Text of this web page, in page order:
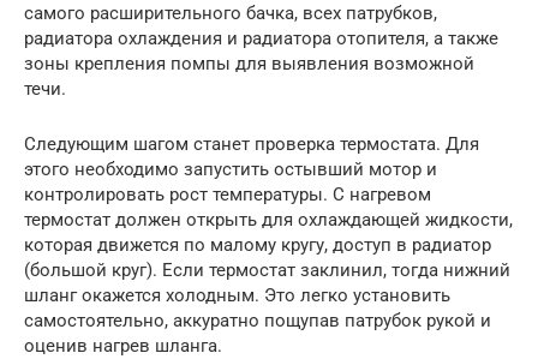
самого расширительного бачка, всех патрубков,
радиатора охлаждения и радиатора отопителя, а также
зоны крепления помпы для выявления возможной
течи.
Следующим шагом станет проверка термостата. Для
этого необходимо запустить остывший мотор и
контролировать рост температуры. С нагревом
термостат должен открыть для охлаждающей жидкости,
которая движется по малому кругу, доступ в радиатор
(большой круг). Если термостат заклинил, тогда нижний
шланг окажется холодным. Это легко установить
самостоятельно, аккуратно пощупав патрубок рукой и
оценив нагрев шланга.